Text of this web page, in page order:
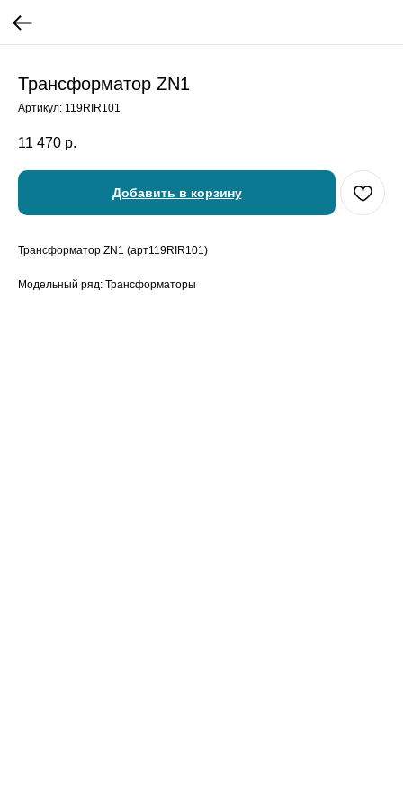
Трансформатор ZN1
Артикул: 119RIR101
11 470 р.
Добавить в корзину
Трансформатор ZN1 (арт119RIR101)
Модельный ряд: Трансформаторы